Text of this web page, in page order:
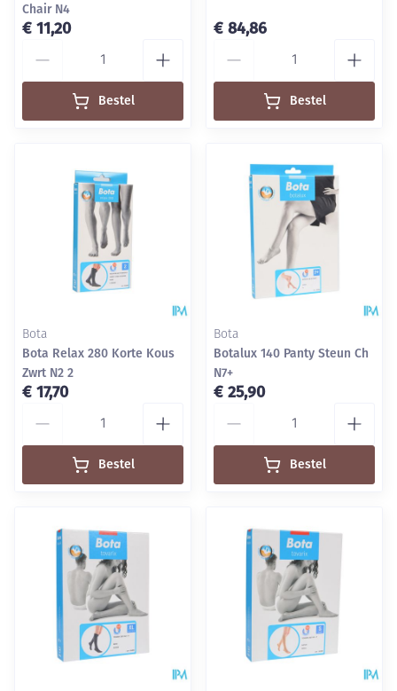
Chair N4
€ 11,20
Bestel
€ 84,86
Bestel
Bota
Bota Relax 280 Korte Kous
Zwrt N2 2
€ 17,70
Bestel
Bota
Botalux 140 Panty Steun Ch
N7+
€ 25,90
Bestel